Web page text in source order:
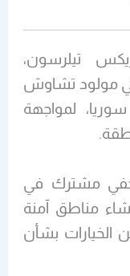
تيلرسون،
مولود تشاوش
لمواجهة
مشترك في
مناطق آمنة
الخيارات بشأن